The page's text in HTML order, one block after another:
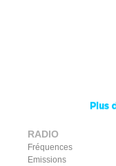
RADIO
Fréquences
Emissions